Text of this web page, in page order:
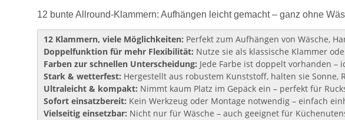
12 bunte Allround-Klammern: Aufhängen leicht gemacht – ganz ohne
12 Klammern, viele Möglichkeiten: Perfekt zum Aufhängen von Wäsche,
Doppelfunktion für mehr Flexibilität: Nutze sie als klassische Klammer
Farben zur schnellen Unterscheidung: Jede Farbe ist doppelt vorhanden
Stark & wetterfest: Hergestellt aus robustem Kunststoff, halten sie Sonne,
Ultraleicht & kompakt: Nimmt kaum Platz im Gepäck ein – perfekt für
Sofort einsatzbereit: Kein Werkzeug oder Montage notwendig – einfach
Vielseitig einsetzbar: Nicht nur für Wäsche – auch geeignet für